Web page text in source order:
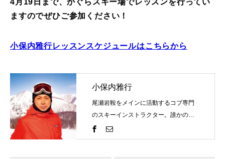
4月19日まで、かぐらスキー場でレッスンを行ってい
ますのでぜひご参加ください！
小保内雅行レッスンスケジュールはこちらから
小保内雅行
尾瀬岩鞍をメインに活動するコブ専門
のスキーインストラクター。誰かの評
価を気にするものではなく自分の世界
観を表現するのがスキーそしてコブ。